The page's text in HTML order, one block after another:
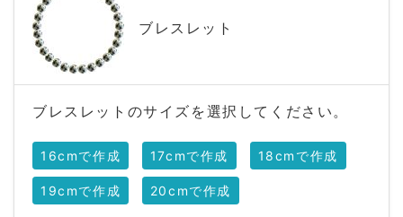
ブレスレット
ブレスレットのサイズを選択してください。
16cmで作成 17cmで作成 18cmで作成
19cmで作成 20cmで作成